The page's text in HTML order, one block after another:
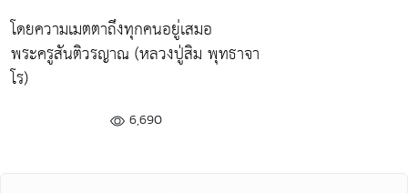
โดยความเมตตาถึงทุกคนอยู่เสมอ
พระครูสันติวรญาณ (หลวงปู่สิม พุทธาจา
โร)
6,690